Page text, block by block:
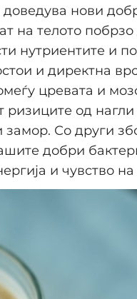
доведува нови
на телото побрзо
нутриентите и
и директна
цревата и
ризиците од
Со други
добри
и чувство на